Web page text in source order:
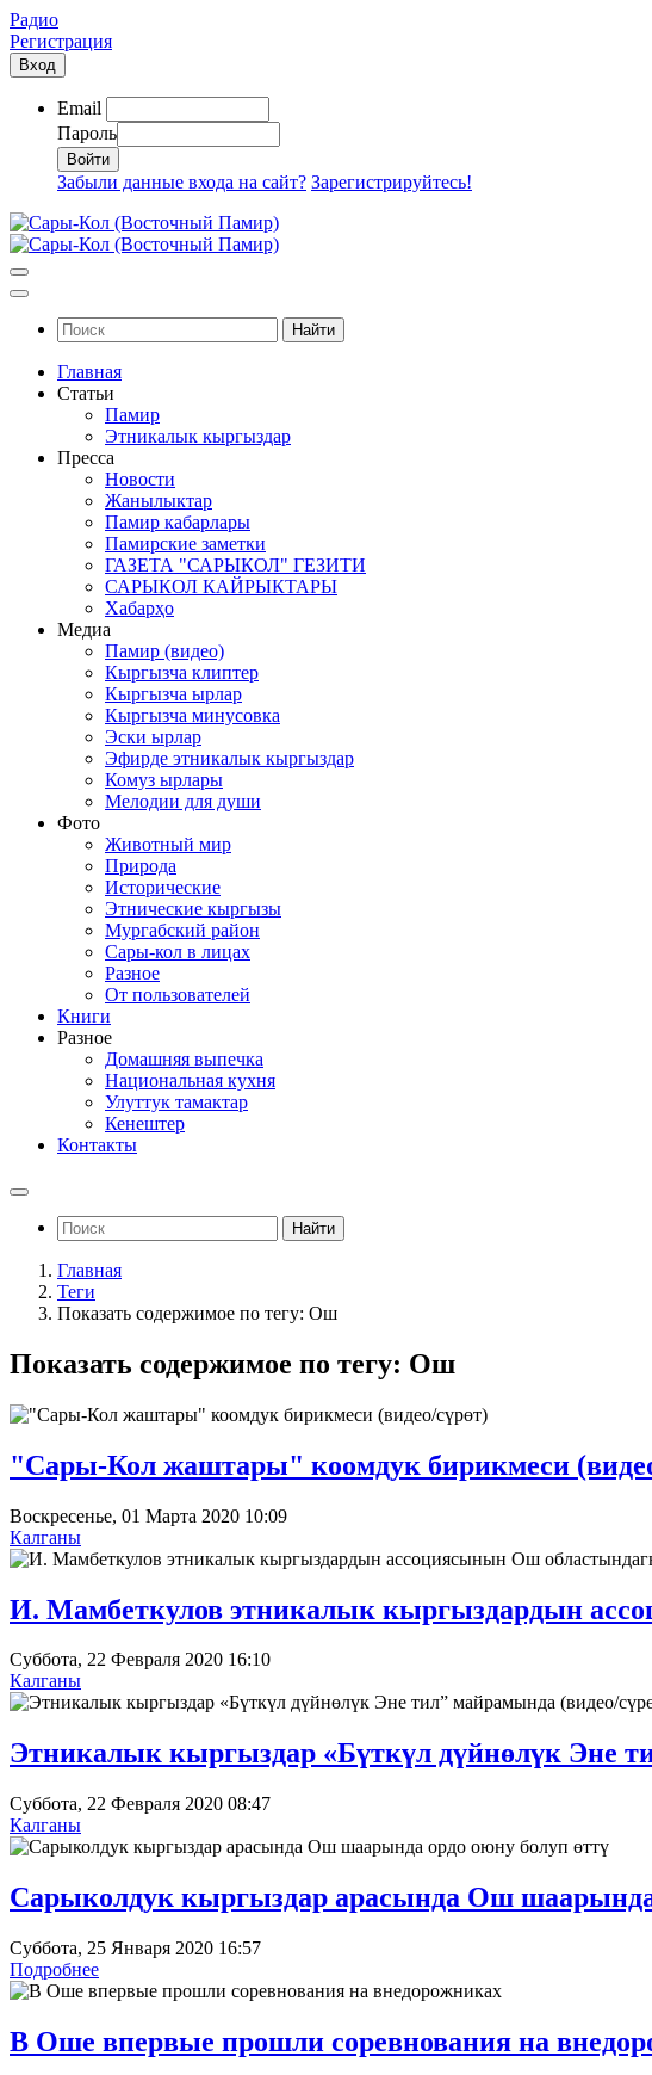
Радио
Регистрация
Вход
Email
Пароль
Забыли данные входа на сайт? Зарегистрируйтесь!
Найти
Главная
Статьи
Памир
Этникалык кыргыздар
Пресса
Новости
Жанылыктар
Памир кабарлары
Памирские заметки
ГАЗЕТА "САРЫКОЛ" ГЕЗИТИ
САРЫКОЛ КАЙРЫКТАРЫ
Хабарҳо
Медиа
Памир (видео)
Кыргызча клиптер
Кыргызча ырлар
Кыргызча минусовка
Эски ырлар
Эфирде этникалык кыргыздар
Комуз ырлары
Мелодии для души
Фото
Животный мир
Природа
Исторические
Этнические кыргызы
Мургабский район
Сары-кол в лицах
Разное
От пользователей
Книги
Разное
Домашняя выпечка
Национальная кухня
Улуттук тамактар
Кенештер
Контакты
Найти
Главная
Теги
Показать содержимое по тегу: Ош
Показать содержимое по тегу: Ош
"Сары-Кол жаштары" коомдук бирикмеси
Воскресенье, 01 Марта 2020 10:09
Калганы
И. Мамбеткулов этникалык кыргыздардын
Суббота, 22 Февраля 2020 16:10
Калганы
Этникалык кыргыздар «Бүткүл дүйнөлүк Эне
Суббота, 22 Февраля 2020 08:47
Калганы
Сарыколдук кыргыздар арасында Ош шаарында
Суббота, 25 Января 2020 16:57
Подробнее
В Оше впервые прошли соревнования на